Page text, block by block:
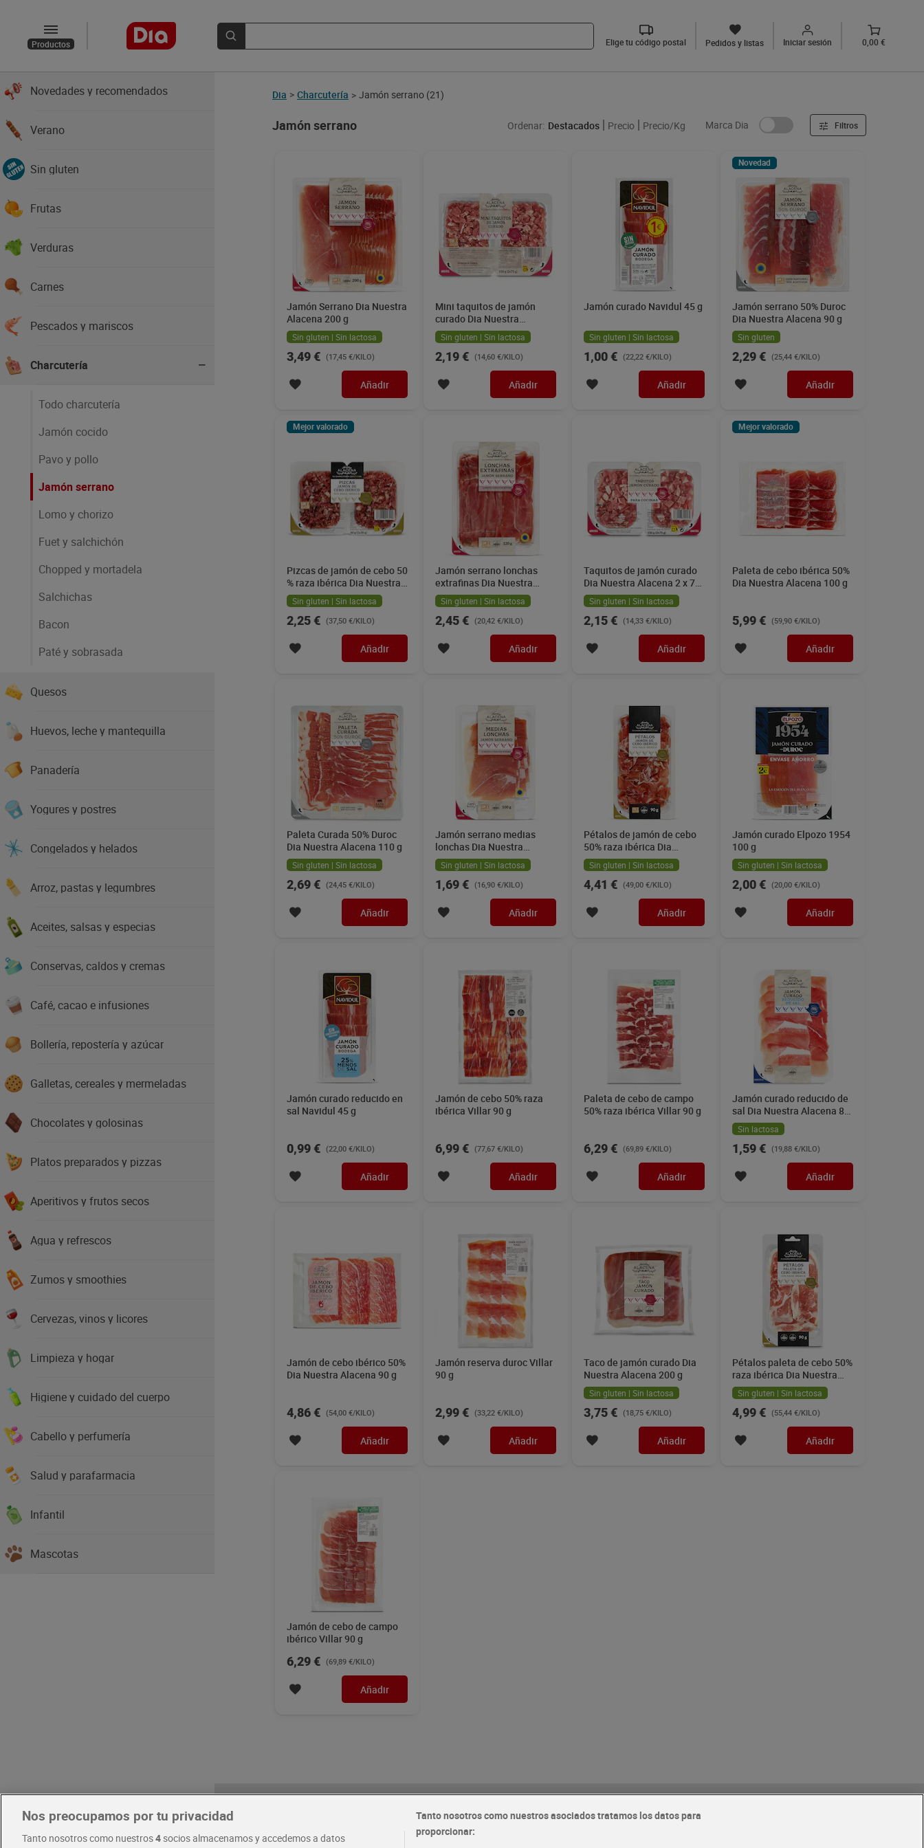
Productos Elige tu código postal Pedidos y listas Iniciar sesión 0,00 €
Novedades y recomendados
Verano
Sin gluten
Frutas
Verduras
Carnes
Pescados y mariscos
Charcutería
Todo charcutería
Jamón cocido
Pavo y pollo
Jamón serrano
Lomo y chorizo
Fuet y salchichón
Chopped y mortadela
Salchichas
Bacon
Paté y sobrasada
Quesos
Huevos, leche y mantequilla
Panadería
Yogures y postres
Congelados y helados
Arroz, pastas y legumbres
Aceites, salsas y especias
Conservas, caldos y cremas
Café, cacao e infusiones
Bollería, repostería y azúcar
Galletas, cereales y mermeladas
Chocolates y golosinas
Platos preparados y pizzas
Aperitivos y frutos secos
Agua y refrescos
Zumos y smoothies
Cervezas, vinos y licores
Limpieza y hogar
Higiene y cuidado del cuerpo
Cabello y perfumería
Salud y parafarmacia
Infantil
Mascotas
Dia > Charcutería > Jamón serrano (21)
Jamón serrano Ordenar: Destacados Precio Precio/Kg Marca Dia Filtros
Jamón Serrano Dia Nuestra
Alacena 200 g
Sin gluten | Sin lactosa
3,49 € (17,45 €/KILO)
Añadir
Mini taquitos de jamón
curado Dia Nuestra
Alacena 2 x 75 g
Sin gluten | Sin lactosa
2,19 € (14,60 €/KILO)
Añadir
Jamón curado Navidul 45 g
Sin gluten | Sin lactosa
1,00 € (22,22 €/KILO)
Añadir
Novedad
Jamón serrano 50% Duroc
Dia Nuestra Alacena 90 g
Sin gluten
2,29 € (25,44 €/KILO)
Añadir
Mejor valorado
Pizcas de jamón de cebo 50
% raza ibérica Dia Nuestra
Alacena 60 g
Sin gluten | Sin lactosa
2,25 € (37,50 €/KILO)
Añadir
Jamón serrano lonchas
extrafinas Dia Nuestra
Alacena 120 g
Sin gluten | Sin lactosa
2,45 € (20,42 €/KILO)
Añadir
Taquitos de jamón curado
Dia Nuestra Alacena 2 x 75
gSin gluten | Sin lactosa
2,15 € (14,33 €/KILO)
Añadir
Mejor valorado
Paleta de cebo ibérica 50%
Dia Nuestra Alacena 100 g
5,99 € (59,90 €/KILO)
Añadir
Paleta Curada 50% Duroc
Dia Nuestra Alacena 110 g
Sin gluten | Sin lactosa
2,69 € (24,45 €/KILO)
Añadir
Jamón serrano medias
lonchas Dia Nuestra
Alacena 100 g
Sin gluten | Sin lactosa
1,69 € (16,90 €/KILO)
Añadir
Pétalos de jamón de cebo
50% raza ibérica Dia
Nuestra Alacena 90 g
Sin gluten | Sin lactosa
4,41 € (49,00 €/KILO)
Añadir
Jamón curado Elpozo 1954
100 g
Sin gluten | Sin lactosa
2,00 € (20,00 €/KILO)
Añadir
Jamón curado reducido en
sal Navidul 45 g
0,99 € (22,00 €/KILO)
Añadir
Jamón de cebo 50% raza
ibérica Villar 90 g
6,99 € (77,67 €/KILO)
Añadir
Paleta de cebo de campo
50% raza ibérica Villar 90 g
6,29 € (69,89 €/KILO)
Añadir
Jamón curado reducido de
sal Dia Nuestra Alacena 80
gSin lactosa
1,59 € (19,88 €/KILO)
Añadir
Jamón de cebo ibérico 50%
Dia Nuestra Alacena 90 g
4,86 € (54,00 €/KILO)
Añadir
Jamón reserva duroc Villar
90 g
2,99 € (33,22 €/KILO)
Añadir
Taco de jamón curado Dia
Nuestra Alacena 200 g
Sin gluten | Sin lactosa
3,75 € (18,75 €/KILO)
Añadir
Pétalos paleta de cebo 50%
raza ibérica Dia Nuestra
Alacena 90 g
Sin gluten | Sin lactosa
4,99 € (55,44 €/KILO)
Añadir
Jamón de cebo de campo
ibérico Villar 90 g
6,29 € (69,89 €/KILO)
Añadir
Nos preocupamos por tu privacidad
Tanto nosotros como nuestros4socios almacenamos y accedemos a datos
Tanto nosotros como nuestros asociados tratamos los datos para
proporcionar: